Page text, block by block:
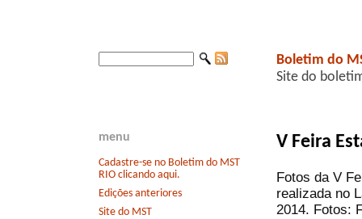
menu
Cadastre-se no Boletim do MST
RIO clicando aqui.
Edições anteriores
Site do MST
Boletim do
Site do
V Feira
Fotos da V
realizada no
2014. Fotos: